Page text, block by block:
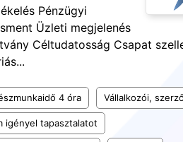
Pénzügyi
Üzleti megjelenés
Céltudatosság Csapat
4 óra Vállalkozói,
igényel tapasztalatot